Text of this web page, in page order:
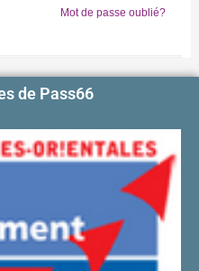
Mot de passe oublié?
de Pass66